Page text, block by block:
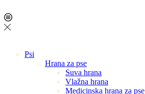
Psi
Hrana za pse
Suva hrana
Vlažna hrana
Medicinska hrana za pse